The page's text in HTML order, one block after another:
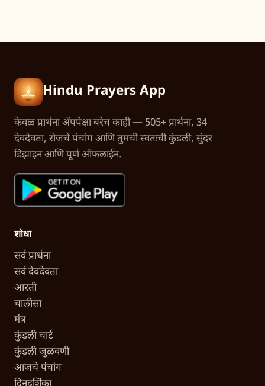
Hindu Prayers App
केवळ प्रार्थना अ‍ॅपपेक्षा बरेच काही — 505+ प्रार्थना, 34
देवदेवता, रोजचे पंचांग आणि तुमची स्वतःची कुंडली, सुंदर
डिझाइन आणि पूर्ण ऑफलाईन.
शोधा
सर्व प्रार्थना
सर्व देवदेवता
आरती
चालीसा
मंत्र
कुंडली चार्ट
कुंडली जुळवणी
आजचे पंचांग